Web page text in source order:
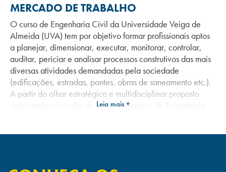
MERCADO DE TRABALHO
O curso de Engenharia Civil da Universidade Veiga de
Almeida (UVA) tem por objetivo formar profissionais aptos
a planejar, dimensionar, executar, monitorar, controlar,
auditar, periciar e analisar processos construtivos das mais
diversas atividades demandadas pela sociedade
(edificações, estradas, pontes, obras de saneamento etc.).
A partir do olhar estratégico e multidisciplinar proposto
pela matriz curricular do curso, o egresso de Engenharia
Leia mais +